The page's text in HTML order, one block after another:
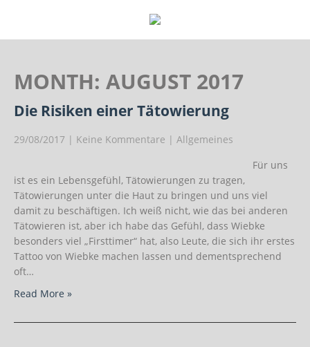
MONTH: AUGUST 2017
Die Risiken einer Tätowierung
29/08/2017 | Keine Kommentare | Allgemeines
Für uns
ist es ein Lebensgefühl, Tätowierungen zu tragen,
Tätowierungen unter die Haut zu bringen und uns viel
damit zu beschäftigen. Ich weiß nicht, wie das bei anderen
Tätowieren ist, aber ich habe das Gefühl, dass Wiebke
besonders viel „Firsttimer“ hat, also Leute, die sich ihr erstes
Tattoo von Wiebke machen lassen und dementsprechend
oft…
Read More »